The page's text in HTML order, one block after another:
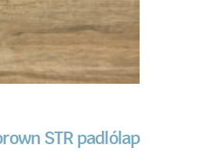
STR padlólap